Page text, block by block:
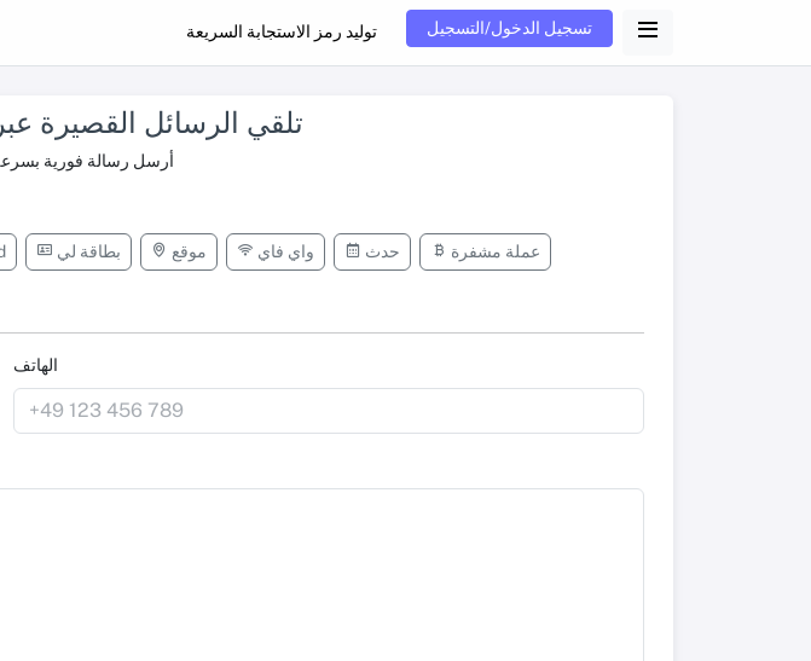
توليد رمز الاستجابة السريعة تسجيل الدخول/التسجيل
تلقي الرسائل القصيرة
أرسل رسالة فورية
بطاقة لي موقع واي فاي حدث عملة مشفرة
الهاتف